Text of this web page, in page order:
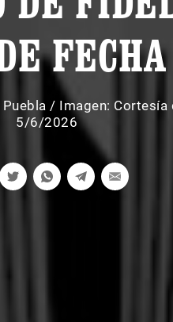
/ Imagen: Cortesía
5/6/2026